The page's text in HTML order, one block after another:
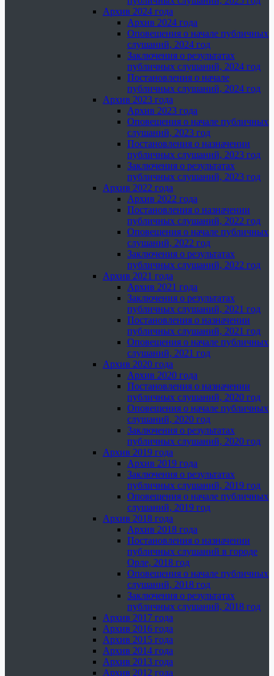
Архив 2024 года
Архив 2024 года
Оповещения о начале публичных
слушаний, 2024 год
Заключения о результатах
публичных слушаний, 2024 год
Постановления о начале
публичных слушаний, 2024 год
Архив 2023 года
Архив 2023 года
Оповещения о начале публичных
слушаний, 2023 год
Постановления о назначении
публичных слушаний, 2023 год
Заключения о результатах
публичных слушаний, 2023 год
Архив 2022 года
Архив 2022 года
Постановления о назначении
публичных слушаний, 2022 год
Оповещения о начале публичных
слушаний, 2022 год
Заключения о результатах
публичных слушаний, 2022 год
Архив 2021 года
Архив 2021 года
Заключения о результатах
публичных слушаний, 2021 год
Постановления о назначении
публичных слушаний, 2021 год
Оповещения о начале публичных
слушаний, 2021 год
Архив 2020 года
Архив 2020 года
Постановления о назначении
публичных слушаний, 2020 год
Оповещения о начале публичных
слушаний, 2020 год
Заключения о результатах
публичных слушаний, 2020 год
Архив 2019 года
Архив 2019 года
Заключения о результатах
публичных слушаний, 2019 год
Оповещения о начале публичных
слушаний, 2019 год
Архив 2018 года
Архив 2018 года
Постановления о назначении
публичных слушаний в городе
Орле, 2018 год
Оповещения о начале публичных
слушаний, 2018 год
Заключения о результатах
публичных слушаний, 2018 год
Архив 2017 года
Архив 2016 года
Архив 2015 года
Архив 2014 года
Архив 2013 года
Архив 2012 года